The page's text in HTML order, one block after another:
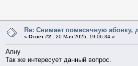
Re: Снимает помесячную абонку,
« Ответ #2 : 20 Мая 2025, 19:06:34 »
Апну
Так же интересует данный вопрос.